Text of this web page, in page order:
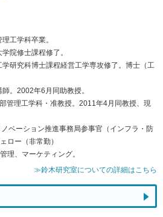
工学科卒業。
院修士課程修了。
研究科博士課程経営工学専攻修了。博士（工
。2002年6月同助教授。
管理工学科・准教授。2011年4月同教授、現
ベーション推進事務局参事官（インフラ・防
ロー（非常勤）
理、マーケティング。
≫鈴木研究室についての詳細はこちら